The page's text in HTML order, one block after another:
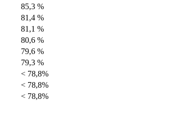
85,3 %
81,4 %
81,1 %
80,6 %
79,6 %
79,3 %
< 78,8%
< 78,8%
< 78,8%